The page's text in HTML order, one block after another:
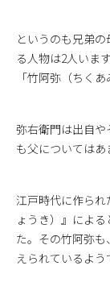
というのも兄弟
る人物は2人いま
「竹阿弥（ちくあ
弥右衛門は出自
も父についてはあ
江戸時代に作られ
ょうき）』によ
た。その竹阿弥
えられているよう